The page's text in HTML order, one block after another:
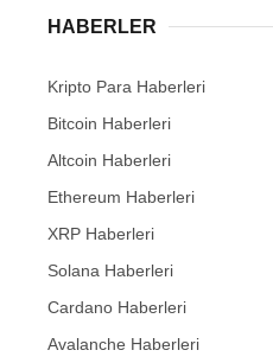
HABERLER
Kripto Para Haberleri
Bitcoin Haberleri
Altcoin Haberleri
Ethereum Haberleri
XRP Haberleri
Solana Haberleri
Cardano Haberleri
Avalanche Haberleri